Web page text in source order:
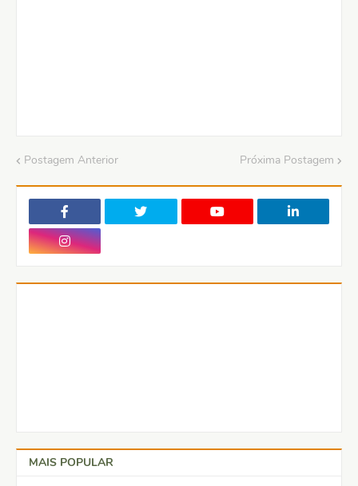
Postagem Anterior Próxima Postagem
MAIS POPULAR